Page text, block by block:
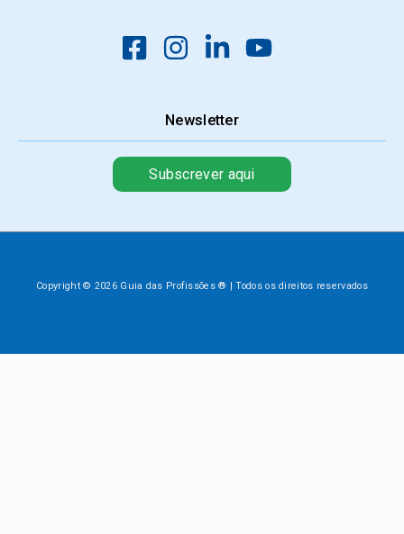
Newsletter
Subscrever aqui
Copyright © 2026 Guia das Profissões ® | Todos os direitos reservados